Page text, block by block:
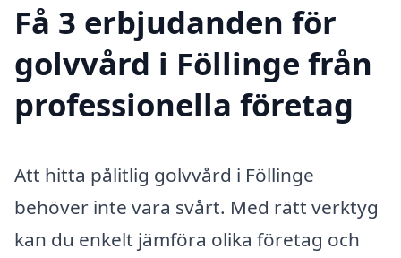
Få 3 erbjudanden för
golvvård i Föllinge från
professionella företag
Att hitta pålitlig golvvård i Föllinge
behöver inte vara svårt. Med rätt verktyg
kan du enkelt jämföra olika företag och